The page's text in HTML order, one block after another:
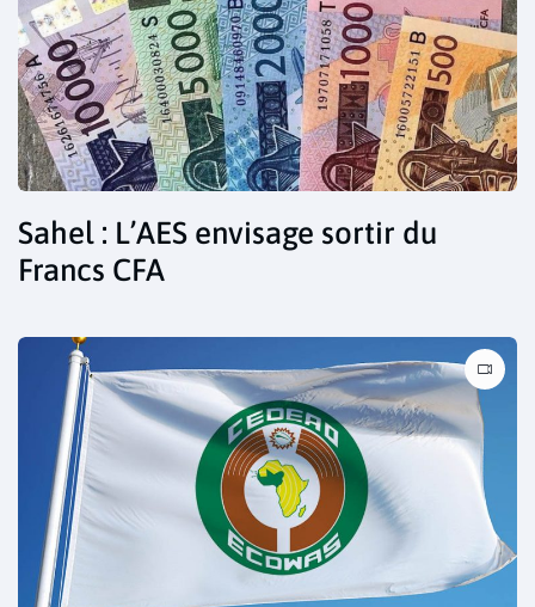
Sahel : L’AES envisage sortir du
Francs CFA